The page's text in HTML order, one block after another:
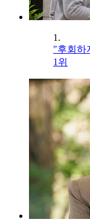
1.
"후회하
1위